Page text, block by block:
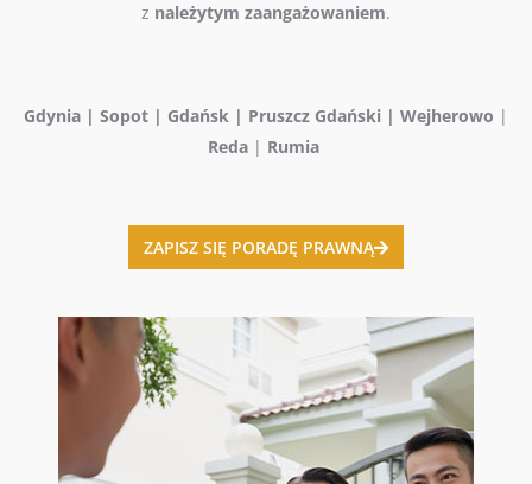
z należytym zaangażowaniem.
Gdynia | Sopot | Gdańsk | Pruszcz Gdański | Wejherowo |
Reda | Rumia
ZAPISZ SIĘ PORADĘ PRAWNĄ